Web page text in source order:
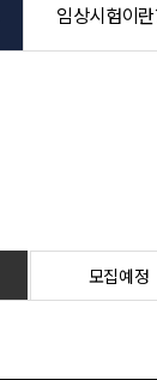
임상시험이
모집예정